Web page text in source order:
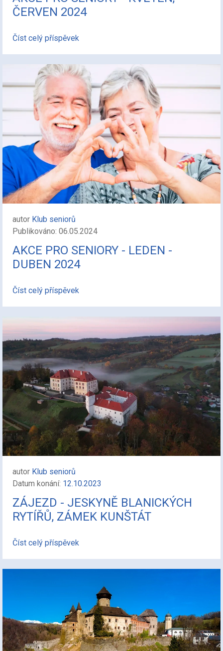
ČERVEN 2024
Číst celý příspěvek
autor Klub seniorů
Publikováno: 06.05.2024
AKCE PRO SENIORY - LEDEN -
DUBEN 2024
Číst celý příspěvek
autor Klub seniorů
Datum konání: 12.10.2023
ZÁJEZD - JESKYNĚ BLANICKÝCH
RYTÍŘŮ, ZÁMEK KUNŠTÁT
Číst celý příspěvek